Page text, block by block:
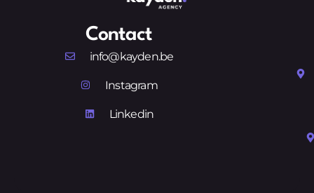
Contact
info@kayden.be
Instagram
Linkedin